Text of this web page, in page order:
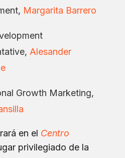
Margarita Barrero
Alesander
Growth Marketing,
en el Centro
privilegiado de la